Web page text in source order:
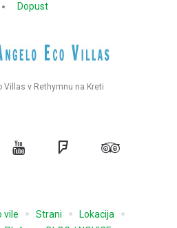
Dopust
Villas v Rethymnu na Kreti
YouTube Foursquare
vile Strani
Lokacija